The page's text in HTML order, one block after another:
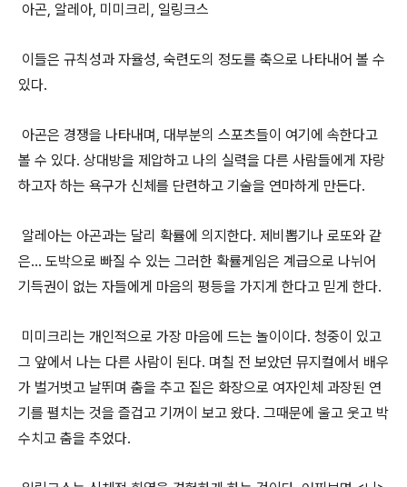
아곤, 알레아, 미미크리, 일링크스
이들은 규칙성과 자율성, 숙련도의 정도를 축으로 나타내어 볼 수
있다.
아곤은 경쟁을 나타내며, 대부분의 스포츠들이 여기에 속한다고
볼 수 있다. 상대방을 제압하고 나의 실력을 다른 사람들에게 자랑
하고자 하는 욕구가 신체를 단련하고 기술을 연마하게 만든다.
알레아는 아곤과는 달리 확률에 의지한다. 제비뽑기나 로또와 같
은... 도박으로 빠질 수 있는 그러한 확률게임은 계급으로 나뉘어
기득권이 없는 자들에게 마음의 평등을 가지게 한다고 믿게 한다.
미미크리는 개인적으로 가장 마음에 드는 놀이이다. 청중이 있고
그 앞에서 나는 다른 사람이 된다. 며칠 전 보았던 뮤지컬에서 배우
가 벌거벗고 날뛰며 춤을 추고 짙은 화장으로 여자인체 과장된 연
기를 펼치는 것을 즐겁고 기꺼이 보고 왔다. 그때문에 울고 웃고 박
수치고 춤을 추었다.